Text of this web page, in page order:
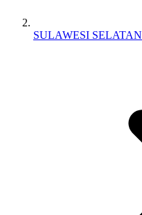
SULAWESI SELATAN